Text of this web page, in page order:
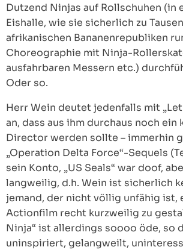
Dutzend Ninjas auf Rollschuhen (in
Eishalle, wie sie sicherlich zu
afrikanischen Bananenrepubliken
Choreographie mit Ninja-
ausfahrbaren Messern etc.)
Oder so.
Herr Wein deutet jedenfalls mit
an, dass aus ihm durchaus noch
Director werden sollte – immerhin
„Operation Delta Force“-Sequels
sein Konto, „US Seals“ war doof,
langweilig, d.h. Wein ist sicherlich
jemand, der nicht völlig unfähig ist,
Actionfilm recht kurzweilig zu
Ninja“ ist allerdings soooo öde, so
uninspiriert, gelangweilt,